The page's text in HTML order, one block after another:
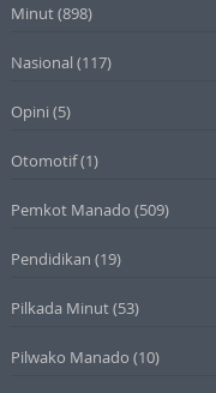
Minut(898)
Nasional (117)
Opini (5)
Otomotif(1)
Pemkot Manado (509)
Pendidikan (19)
Pilkada Minut(53)
Pilwako Manado (10)